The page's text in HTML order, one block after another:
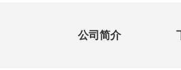
公司简介